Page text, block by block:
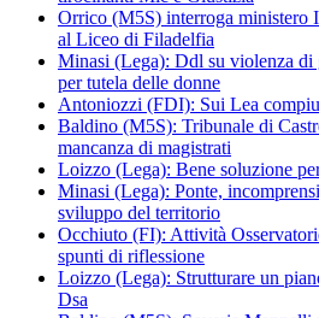
Orrico (M5S) interroga ministero
al Liceo di Filadelfia
Minasi (Lega): Ddl su violenza di
per tutela delle donne
Antoniozzi (FDI): Sui Lea
Baldino (M5S): Tribunale di
mancanza di magistrati
Loizzo (Lega): Bene soluzione
Minasi (Lega): Ponte,
sviluppo del territorio
Occhiuto (FI): Attività
spunti di riflessione
Loizzo (Lega): Strutturare un
Dsa